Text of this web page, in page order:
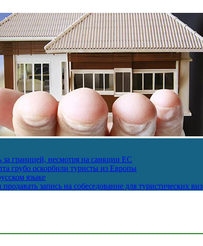
границей, несмотря на санкции ЕС
грубо оскорбили туристы из Европы
языке
запись на собеседование для туристических виз